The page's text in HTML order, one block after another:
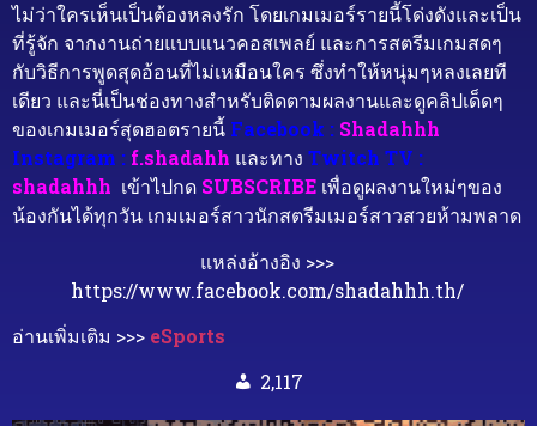
ไม่ว่าใครเห็นเป็นต้องหลงรัก โดยเกมเมอร์รายนี้โด่งดังและเป็น
ที่รู้จัก จากงานถ่ายแบบแนวคอสเพลย์ และการสตรีมเกมสดๆ
กับวิธีการพูดสุดอ้อนที่ไม่เหมือนใคร ซึ่งทำให้หนุ่มๆหลงเลยที
เดียว และนี่เป็นช่องทางสำหรับติดตามผลงานและดูคลิปเด็ดๆ
ของเกมเมอร์สุดฮอตรายนี้ Facebook : Shadahhh
Instagram : f.shadahh และทาง Twitch TV :
shadahhh เข้าไปกด SUBSCRIBE เพื่อดูผลงานใหม่ๆของ
น้องกันได้ทุกวัน เกมเมอร์สาวนักสตรีมเมอร์สาวสวยห้ามพลาด
แหล่งอ้างอิง >>>
https://www.facebook.com/shadahhh.th/
อ่านเพิ่มเติม >>> eSports
2,117